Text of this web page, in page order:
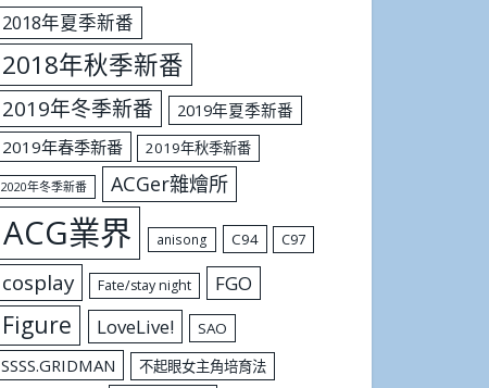
2018年夏季新番
2018年秋季新番
2019年冬季新番
2019年夏季新番
2019年春季新番
2019年秋季新番
2020年冬季新番 ACGer雜燴所
ACG業界 anisong C94 C97
cosplay Fate/stay night FGO
Figure LoveLive! SAO
SSSS.GRIDMAN 不起眼女主角培育法